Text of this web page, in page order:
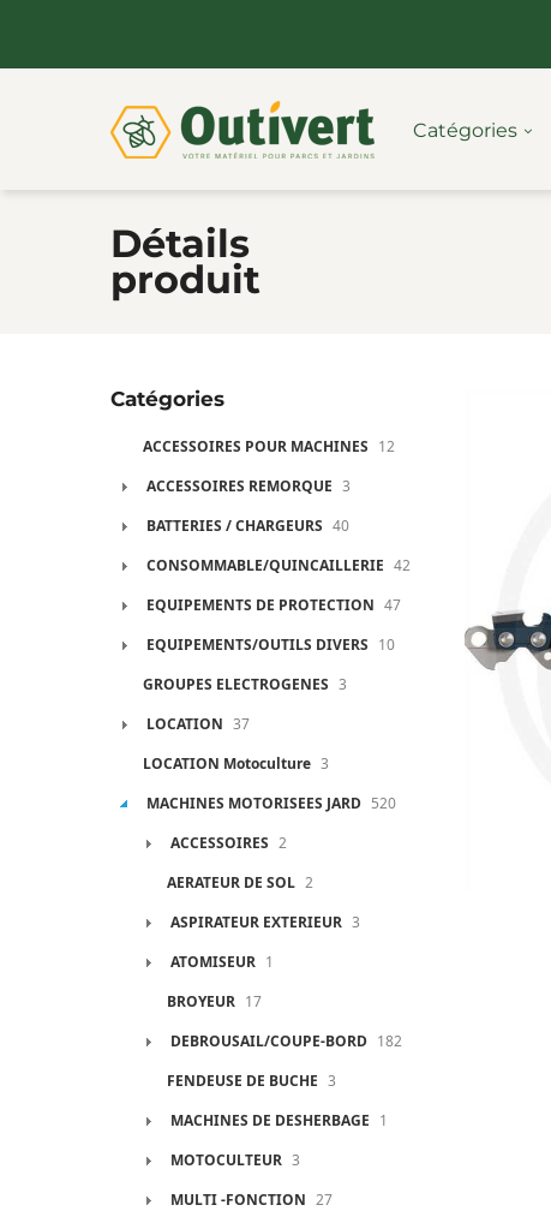
Catégories
Détails
produit
Catégories
ACCESSOIRES POUR MACHINES 12
ACCESSOIRES REMORQUE 3
BATTERIES / CHARGEURS 40
CONSOMMABLE/QUINCAILLERIE 42
EQUIPEMENTS DE PROTECTION 47
EQUIPEMENTS/OUTILS DIVERS 10
GROUPES ELECTROGENES 3
LOCATION 37
LOCATION Motoculture 3
MACHINES MOTORISEES JARD 520
ACCESSOIRES 2
AERATEUR DE SOL 2
ASPIRATEUR EXTERIEUR 3
ATOMISEUR 1
BROYEUR 17
DEBROUSAIL/COUPE-BORD 182
FENDEUSE DE BUCHE 3
MACHINES DE DESHERBAGE 1
MOTOCULTEUR 3
MULTI -FONCTION 27